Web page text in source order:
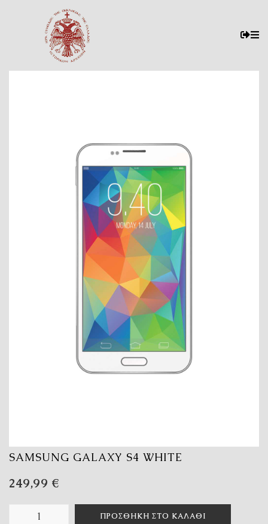
SAMSUNG GALAXY S4 WHITE
249,99 €
ΠΡΟΣΘΉΚΗ ΣΤΟ ΚΑΛΆΘΙ